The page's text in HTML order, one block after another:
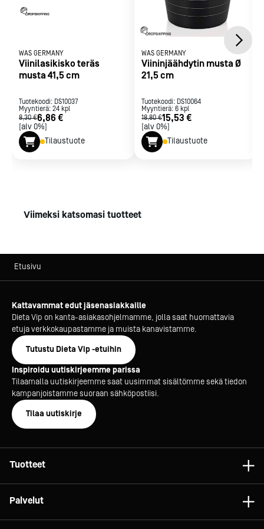
WAS GERMANY
Viinilasikisko teräs
musta 41,5 cm
Tuotekoodi: DS10037
Myyntierä: 24 kpl
8,30 €6,86 €
[alv 0%]
Tilaustuote
WAS GERMANY
Viininjäähdytin musta Ø
21,5 cm
Tuotekoodi: DS10064
Myyntierä: 6 kpl
18,80 €15,53 €
[alv 0%]
Tilaustuote
Viimeksi katsomasi tuotteet
Etusivu
Kattavammat edut jäsenasiakkaille
Dieta Vip on kanta-asiakasohjelmamme, jolla saat huomattavia
etuja verkkokaupastamme ja muista kanavistamme.
Tutustu Dieta Vip -etuihin
Inspiroidu uutiskirjeemme parissa
Tilaamalla uutiskirjeemme saat uusimmat sisältömme sekä tiedon
kampanjoistamme suoraan sähköpostiisi.
Tilaa uutiskirje
Tuotteet
Palvelut